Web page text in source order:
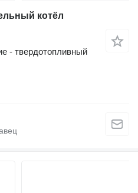
котёл
- твердотопливный